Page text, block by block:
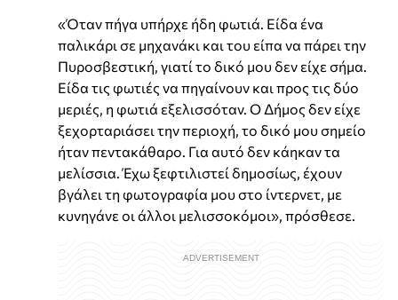
«Όταν πήγα υπήρχε ήδη φωτιά. Είδα ένα
παλικάρι σε μηχανάκι και του είπα να πάρει την
Πυροσβεστική, γιατί το δικό μου δεν είχε σήμα.
Είδα τις φωτιές να πηγαίνουν και προς τις δύο
μεριές, η φωτιά εξελισσόταν. Ο Δήμος δεν είχε
ξεχορταριάσει την περιοχή, το δικό μου σημείο
ήταν πεντακάθαρο. Για αυτό δεν κάηκαν τα
μελίσσια. Έχω ξεφτιλιστεί δημοσίως, έχουν
βγάλει τη φωτογραφία μου στο ίντερνετ, με
κυνηγάνε οι άλλοι μελισσοκόμοι», πρόσθεσε.